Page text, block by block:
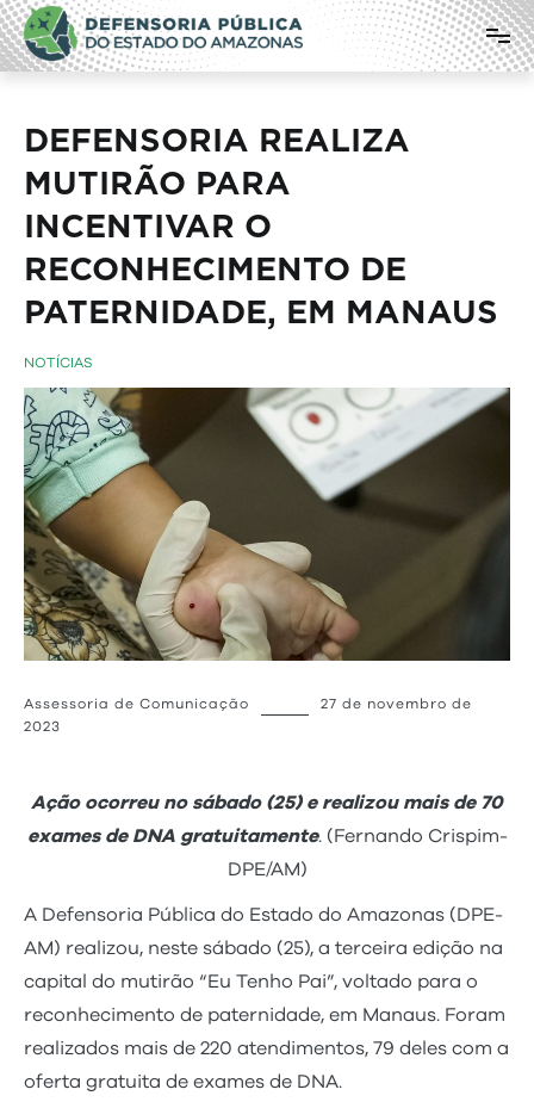
Pular
para
o
conteúdo
Defensoria Pública do Estado do
Amazonas
DEFENSORIA REALIZA
MUTIRÃO PARA
INCENTIVAR O
RECONHECIMENTO DE
PATERNIDADE, EM MANAUS
NOTÍCIAS
Assessoria de Comunicação
27 de novembro de
2023
Ação ocorreu no sábado (25) e realizou mais de 70
exames de DNA gratuitamente. (Fernando Crispim-
DPE/AM)
A Defensoria Pública do Estado do Amazonas (DPE-
AM) realizou, neste sábado (25), a terceira edição na
capital do mutirão “Eu Tenho Pai”, voltado para o
reconhecimento de paternidade, em Manaus. Foram
realizados mais de 220 atendimentos, 79 deles com a
oferta gratuita de exames de DNA.